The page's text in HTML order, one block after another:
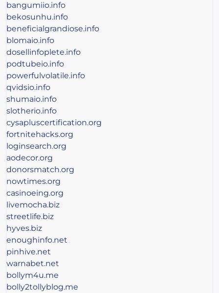
bangumiio.info
bekosunhu.info
beneficialgrandiose.info
blomaio.info
dosellinfoplete.info
podtubeio.info
powerfulvolatile.info
qvidsio.info
shumaio.info
slotherio.info
cysapluscertification.org
fortnitehacks.org
loginsearch.org
aodecor.org
donorsmatch.org
nowtimes.org
casinoeing.org
livemocha.biz
streetlife.biz
hyves.biz
enoughinfo.net
pinhive.net
warnabet.net
bollym4u.me
bolly2tollyblog.me